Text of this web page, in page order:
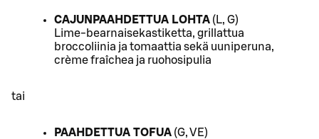
CAJUNPAAHDETTUA LOHTA (L, G)
Lime-bearnaisekastiketta, grillattua
broccoliinia ja tomaattia sekä uuniperuna,
crème fraîchea ja ruohosipulia
tai
PAAHDETTUA TOFUA (G, VE)